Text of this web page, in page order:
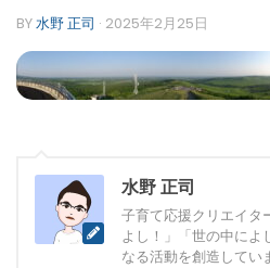
BY水野 正司 · 2025年2月25日
水野 正司
子育て応援クリエイタ
よし！」「世の中に
なる活動を創造してい